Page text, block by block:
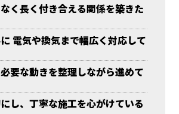
く長く付き合える関係を築きた
電気や換気まで幅広く対応して
要な動きを整理しながら進めて
し、丁寧な施工を心がけている